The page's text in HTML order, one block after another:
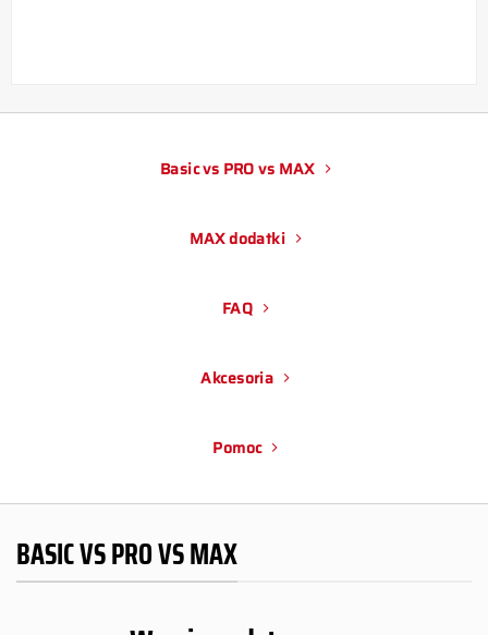
Basic vs PRO vs MAX
MAX dodatki
FAQ
Akcesoria
Pomoc
BASIC VS PRO VS MAX